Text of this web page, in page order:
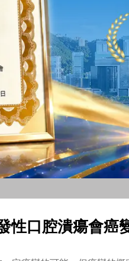
性口腔潰瘍會癌